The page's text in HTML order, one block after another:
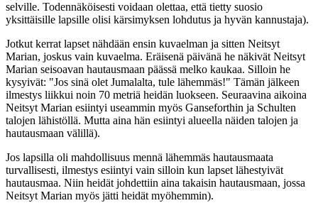
selville. Todennäköisesti voidaan olettaa, että tietty suosio
yksittäisille lapsille olisi kärsimyksen lohdutus ja hyvän kannustaja).
Jotkut kerrat lapset nähdään ensin kuvaelman ja sitten Neitsyt
Marian, joskus vain kuvaelma. Eräisenä päivänä he näkivät Neitsyt
Marian seisoavan hautausmaan päässä melko kaukaa. Silloin he
kysyivät: "Jos sinä olet Jumalalta, tule lähemmäs!" Tämän jälkeen
ilmestys liikkui noin 70 metriä heidän luokseen. Seuraavina aikoina
Neitsyt Marian esiintyi useammin myös Ganseforthin ja Schulten
talojen lähistöllä. Mutta aina hän esiintyi alueella näiden talojen ja
hautausmaan välillä).
Jos lapsilla oli mahdollisuus mennä lähemmäs hautausmaata
turvallisesti, ilmestys esiintyi vain silloin kun lapset lähestyivät
hautausmaa. Niin heidät johdettiin aina takaisin hautausmaan, jossa
Neitsyt Marian myös jätti heidät myöhemmin).